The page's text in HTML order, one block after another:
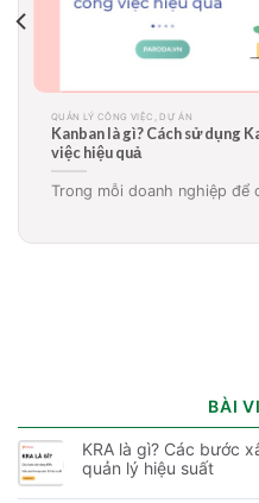
QUẢN LÝ CÔNG VIỆC, DỰ ÁN
Sơ đồ Gantt là gì? Ứng dụng
án, công việc hiệu quả
Sơ đồ Gantt là gì? Tại sao
BÀI
KRA là gì? Các bước
quản lý hiệu suất